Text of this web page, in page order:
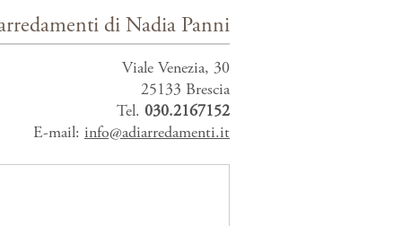
di Nadia Panni
Viale Venezia, 30
25133 Brescia
Tel. 030.2167152
E-mail: info@adiarredamenti.it